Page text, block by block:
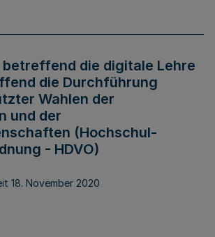
die digitale Lehre
die Durchführung
Wahlen der
und der
(Hochschul-
- HDVO)
18. November 2020